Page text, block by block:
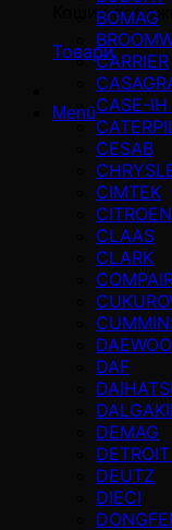
Кошик
Товари
Menü
BOMAG
CARRIER
CASE-
CESAB
CIMTEK
CITROEN
CLAAS
CLARK
DAEWOO
DAF
DEMAG
DEUTZ
DIECI